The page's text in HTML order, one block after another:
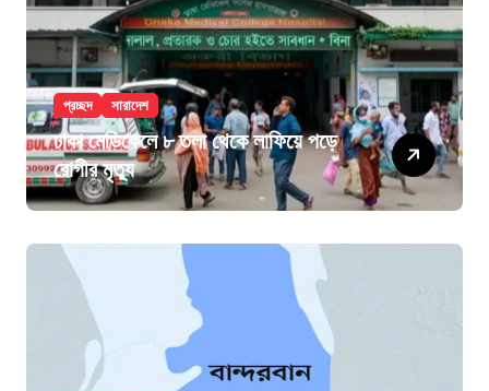
প্রচ্ছদ সারাদেশ
ঢাকা মেডিকেলে ৮ তলা থেকে লাফিয়ে পড়ে
রোগীর মৃত্যু